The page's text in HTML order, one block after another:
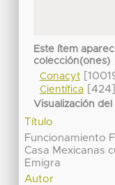
Este ítem
colección(ones)
Conacyt
Científica[424]
Visualización
Título
Funcionamiento
Casa Mexicanas
Emigra
Autor